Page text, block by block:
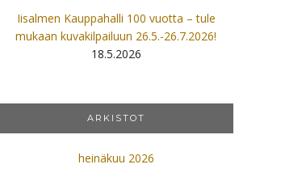
Iisalmen Kauppahalli 100 vuotta – tule
mukaan kuvakilpailuun 26.5.-26.7.2026!
18.5.2026
ARKISTOT
heinäkuu 2026